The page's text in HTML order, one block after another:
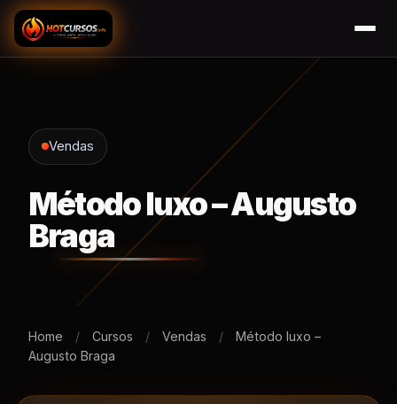
Vendas
Método luxo – Augusto
Braga
Home / Cursos / Vendas /
Método luxo –
Augusto Braga